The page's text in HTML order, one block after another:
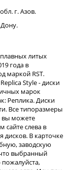
г. Азов.
Дону.
литых
года в
маркой RST.
Style - диски
марок
Реплика. Диски
Все типоразмеры
вы можете
сайте слева в
дисков. В карточке
заводскую
выбранный